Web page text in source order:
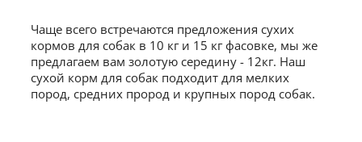
Чаще всего встречаются предложения сухих
кормов для собак в 10 кг и 15 кг фасовке, мы же
предлагаем вам золотую середину - 12кг. Наш
сухой корм для собак подходит для мелких
пород, средних прород и крупных пород собак.